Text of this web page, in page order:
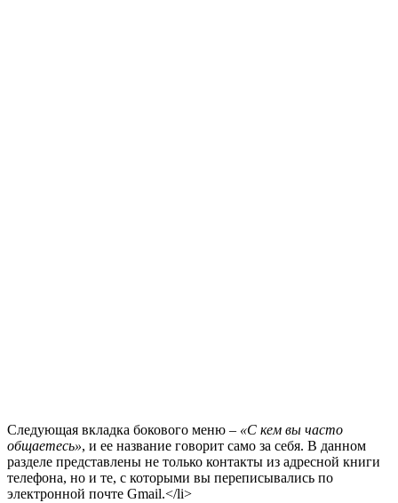
Следующая вкладка бокового меню – «С кем вы часто
общаетесь», и ее название говорит само за себя. В данном
разделе представлены не только контакты из адресной книги
телефона, но и те, с которыми вы переписывались по
электронной почте Gmail.</li>